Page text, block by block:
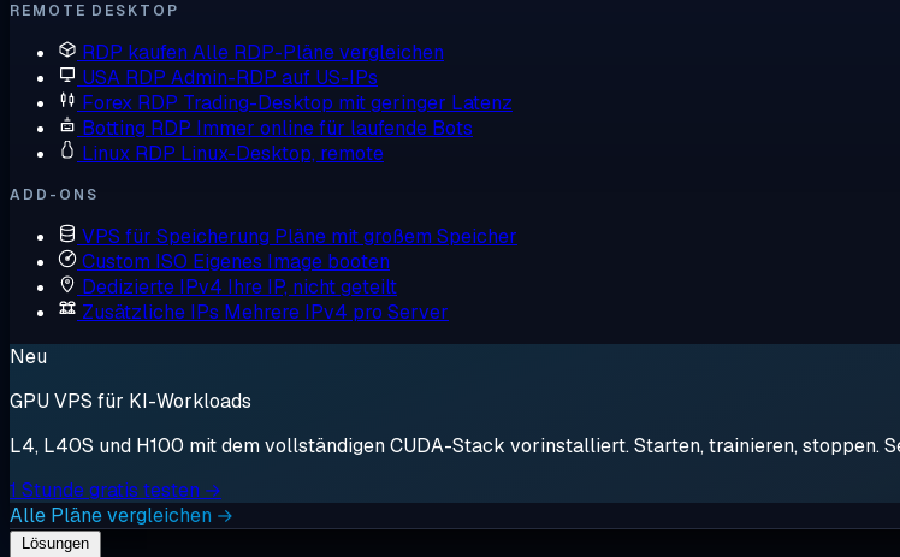
REMOTE DESKTOP
RDP kaufen Alle RDP-Pläne vergleichen
USA RDP Admin-RDP auf US-IPs
Forex RDP Trading-Desktop mit geringer Latenz
Botting RDP Immer online für laufende Bots
Linux RDP Linux-Desktop, remote
ADD-ONS
VPS für Speicherung Pläne mit großem Speicher
Custom ISO Eigenes Image booten
Dedizierte IPv4 Ihre IP, nicht geteilt
Zusätzliche IPs Mehrere IPv4 pro Server
Neu
GPU VPS für KI-Workloads
L4, L40S und H100 mit dem vollständigen CUDA-Stack vorinstalliert. Starten, trainieren, stoppen.
1 Stunde gratis testen →
Alle Pläne vergleichen →